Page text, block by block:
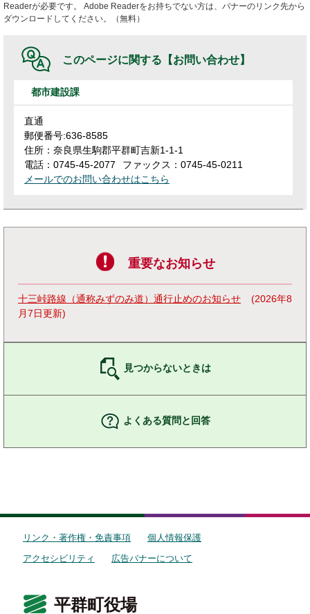
Readerが必要です。
Adobe Readerをお持ちでない方は、バナーのリンク先から
ダウンロードしてください。（無料）
このページに関する 【お問い合わせ】
都市建設課
直通
郵便番号:636-8585
住所：奈良県生駒郡平群町吉新1-1-1
電話：0745-45-2077
ファックス：0745-45-0211
メールでのお問い合わせはこちら
重要なお知らせ
十三峠路線（通称みずのみ道）通行止めのお知らせ
2026年8
月7日更新
見つからないときは
よくある質問と回答
リンク・著作権・免責事項
個人情報保護
アクセシビリティ
広告バナーについて
平群町役場